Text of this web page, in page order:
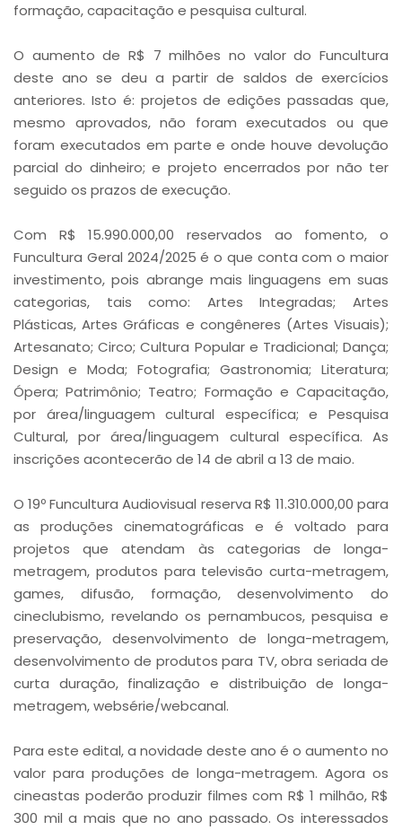
formação, capacitação e pesquisa cultural.
O aumento de R$ 7 milhões no valor do Funcultura
deste ano se deu a partir de saldos de exercícios
anteriores. Isto é: projetos de edições passadas que,
mesmo aprovados, não foram executados ou que
foram executados em parte e onde houve devolução
parcial do dinheiro; e projeto encerrados por não ter
seguido os prazos de execução.
Com R$ 15.990.000,00 reservados ao fomento, o
Funcultura Geral 2024/2025 é o que conta com o maior
investimento, pois abrange mais linguagens em suas
categorias, tais como: Artes Integradas; Artes
Plásticas, Artes Gráficas e congêneres (Artes Visuais);
Artesanato; Circo; Cultura Popular e Tradicional; Dança;
Design e Moda; Fotografia; Gastronomia; Literatura;
Ópera; Patrimônio; Teatro; Formação e Capacitação,
por área/linguagem cultural específica; e Pesquisa
Cultural, por área/linguagem cultural específica. As
inscrições acontecerão de 14 de abril a 13 de maio.
O 19º Funcultura Audiovisual reserva R$ 11.310.000,00 para
as produções cinematográficas e é voltado para
projetos que atendam às categorias de longa-
metragem, produtos para televisão curta-metragem,
games, difusão, formação, desenvolvimento do
cineclubismo, revelando os pernambucos, pesquisa e
preservação, desenvolvimento de longa-metragem,
desenvolvimento de produtos para TV, obra seriada de
curta duração, finalização e distribuição de longa-
metragem, websérie/webcanal.
Para este edital, a novidade deste ano é o aumento no
valor para produções de longa-metragem. Agora os
cineastas poderão produzir filmes com R$ 1 milhão, R$
300 mil a mais que no ano passado. Os interessados